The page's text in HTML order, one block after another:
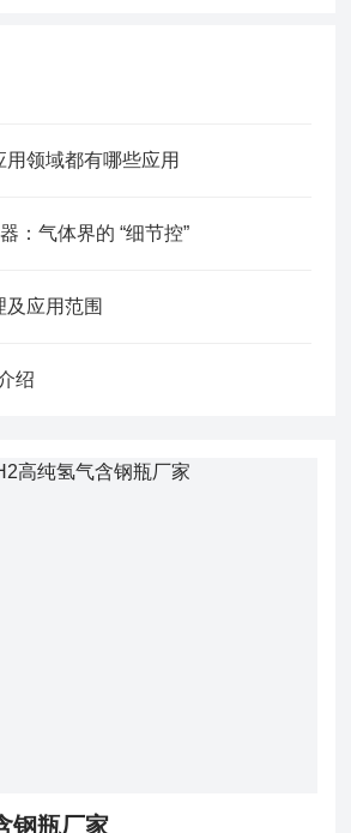
领域都有哪些应用
：气体界的 “细节控”
及应用范围
绍
钢瓶厂家